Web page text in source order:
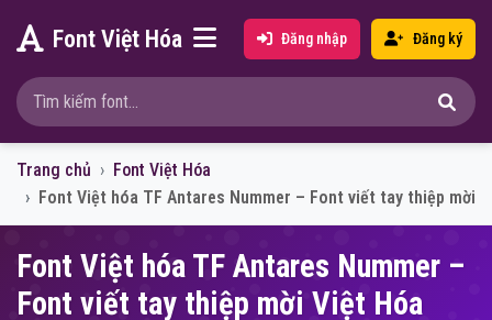
Font Việt Hóa Đăng nhập Đăng ký
Trang chủ
Font Việt Hóa
Font Việt hóa TF Antares Nummer – Font viết tay thiệp mời
Font Việt hóa TF Antares Nummer –
Font viết tay thiệp mời Việt Hóa